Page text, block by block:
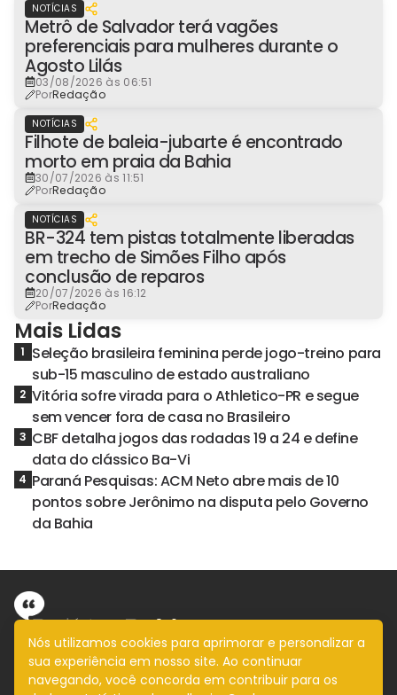
NOTÍCIAS
Metrô de Salvador terá vagões
preferenciais para mulheres durante o
Agosto Lilás
03/08/2026 às 06:51
PorRedação
NOTÍCIAS
Filhote de baleia-jubarte é encontrado
morto em praia da Bahia
30/07/2026 às 11:51
PorRedação
NOTÍCIAS
BR-324 tem pistas totalmente liberadas
em trecho de Simões Filho após
conclusão de reparos
20/07/2026 às 16:12
PorRedação
Mais Lidas
1 Seleção brasileira feminina perde jogo-treino para
sub-15 masculino de estado australiano
2 Vitória sofre virada para o Athletico-PR e segue
sem vencer fora de casa no Brasileiro
3 CBF detalha jogos das rodadas 19 a 24 e define
data do clássico Ba-Vi
4 Paraná Pesquisas: ACM Neto abre mais de 10
pontos sobre Jerônimo na disputa pelo Governo
da Bahia
Informação com imparcialidade
SIGA
Nós utilizamos cookies para aprimorar e personalizar a
sua experiência em nosso site. Ao continuar
navegando, você concorda em contribuir para os